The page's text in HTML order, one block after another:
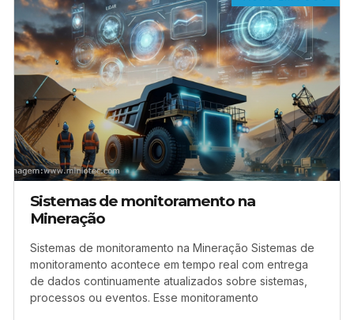
Sistemas de monitoramento na
Mineração
Sistemas de monitoramento na Mineração Sistemas de
monitoramento acontece em tempo real com entrega
de dados continuamente atualizados sobre sistemas,
processos ou eventos. Esse monitoramento